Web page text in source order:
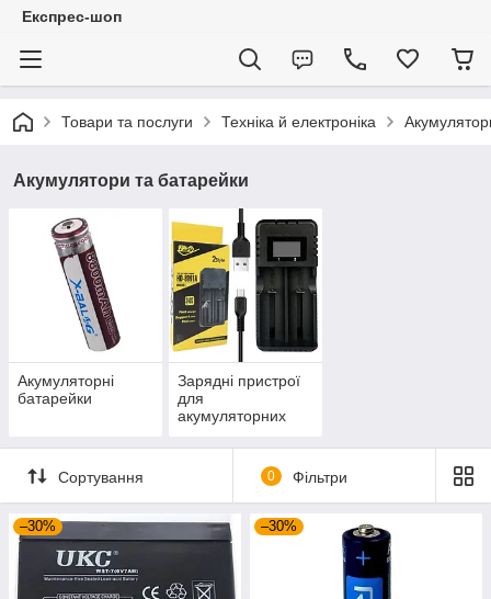
Експрес-шоп
Товари та послуги Техніка й електроніка
Акумулятори та батарейки
Акумуляторні
батарейки
Зарядні пристрої
для
акумуляторних
Сортування 0 Фільтри
–30% –30%